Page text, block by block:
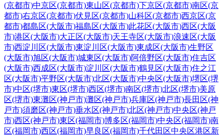
(京都市)中京区(京都市)東山区(京都市)下京区(京都市)南区(京
都市)右京区(京都市)伏見区(京都市)山科区(京都市)西京区(京
都市)都島区(大阪市)福島区(大阪市)此花区(大阪市)西区(大阪
市)港区(大阪市)大正区(大阪市)天王寺区(大阪市)浪速区(大阪
市)西淀川区(大阪市)東淀川区(大阪市)東成区(大阪市)生野区
(大阪市)旭区(大阪市)城東区(大阪市)阿倍野区(大阪市)住吉区
(大阪市)西成区(大阪市)淀川区(大阪市)鶴見区(大阪市)住之江
区(大阪市)平野区(大阪市)北区(大阪市)中央区(大阪市)堺区(堺
市)中区(堺市)東区(堺市)西区(堺市)南区(堺市)北区(堺市)美原
区(堺市)東灘区(神戸市)灘区(神戸市)兵庫区(神戸市)長田区(神
戸市)須磨区(神戸市)垂水区(神戸市)北区(神戸市)中央区(神戸
市)西区(神戸市)東区(福岡市)博多区(福岡市)中央区(福岡市)南
区(福岡市)西区(福岡市)早良区(福岡市)千代田区中央区港区新